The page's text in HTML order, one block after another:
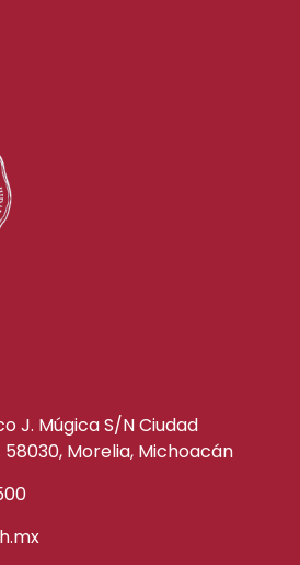
J. Múgica S/N Ciudad
58030, Morelia, Michoacán